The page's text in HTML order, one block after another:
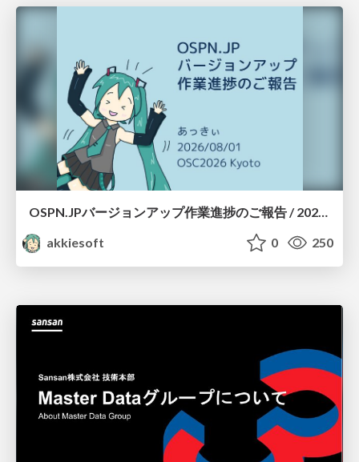
OSPN.JPバージョンアップ作業進捗のご報告 / 20260801-osc26kyoto
akkiesoft
0 250